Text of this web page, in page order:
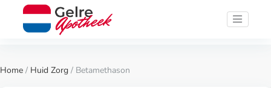
Home / Huid Zorg / Betamethason